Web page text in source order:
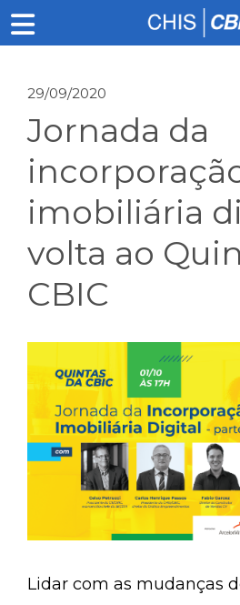
29/09/2020
Jornada da
imobiliária
volta ao
CBIC
Lidar com as mudanças